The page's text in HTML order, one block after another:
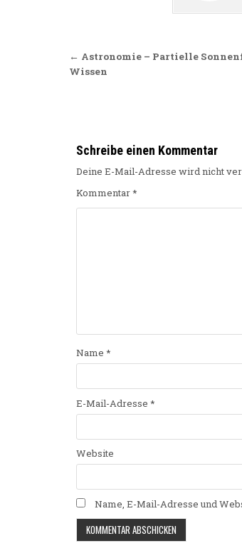
← Astronomie – Partielle
Wissen
Schreibe einen Kommentar
Deine E-Mail-Adresse wird nicht
Kommentar*
Name *
E-Mail-Adresse *
Website
Name, E-Mail-Adresse und